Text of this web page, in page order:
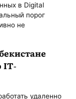
в Digital
порог
не
IT-
удаленно